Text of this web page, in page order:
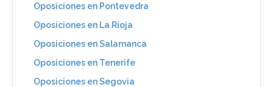
Oposiciones en Pontevedra
Oposiciones en La Rioja
Oposiciones en Salamanca
Oposiciones en Tenerife
Oposiciones en Segovia